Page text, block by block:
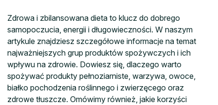
Zdrowa i zbilansowana dieta to klucz do dobrego
samopoczucia, energii i długowieczności. W naszym
artykule znajdziesz szczegółowe informacje na temat
najważniejszych grup produktów spożywczych i ich
wpływu na zdrowie. Dowiesz się, dlaczego warto
spożywać produkty pełnoziarniste, warzywa, owoce,
białko pochodzenia roślinnego i zwierzęcego oraz
zdrowe tłuszcze. Omówimy również, jakie korzyści